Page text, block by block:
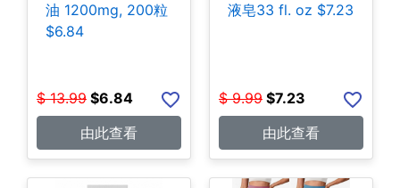
油 1200mg, 200粒
$6.84
$ 13.99 $6.84
由此查看
液皂33 fl. oz $7.23
$ 9.99 $7.23
由此查看